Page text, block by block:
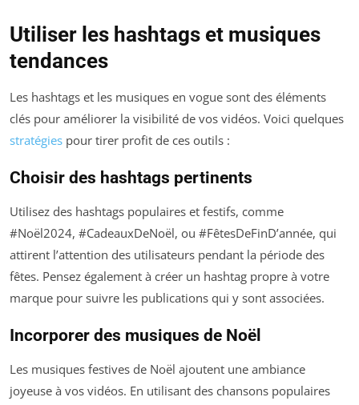
Utiliser les hashtags et musiques
tendances
Les hashtags et les musiques en vogue sont des éléments
clés pour améliorer la visibilité de vos vidéos. Voici quelques
stratégies pour tirer profit de ces outils :
Choisir des hashtags pertinents
Utilisez des hashtags populaires et festifs, comme
#Noël2024, #CadeauxDeNoël, ou #FêtesDeFinD’année, qui
attirent l’attention des utilisateurs pendant la période des
fêtes. Pensez également à créer un hashtag propre à votre
marque pour suivre les publications qui y sont associées.
Incorporer des musiques de Noël
Les musiques festives de Noël ajoutent une ambiance
joyeuse à vos vidéos. En utilisant des chansons populaires